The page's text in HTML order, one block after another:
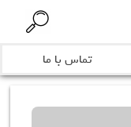
تماس با ما